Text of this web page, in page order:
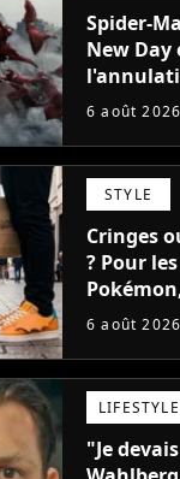
Spider-
New Day
montrent
faire
de simple
6 août 2026
STYLE
Cringes
? Pour
dévoile
et je ne
en penser
6 août 2026
LIFESTYLE
"Je